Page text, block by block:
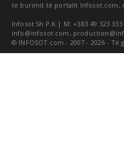
të burimit të portalit Infosot.com,
Infosot Sh.P.K | M: +383 49 323
info@infosot.com ,
© INFOSOT.com - 2007 - 2026 -